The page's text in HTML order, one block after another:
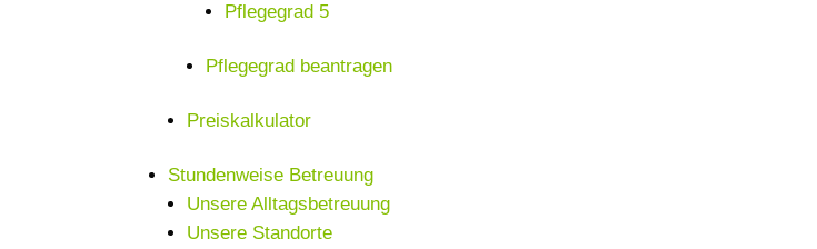
Pflegegrad 5
Pflegegrad beantragen
Preiskalkulator
Stundenweise Betreuung
Unsere Alltagsbetreuung
Unsere Standorte